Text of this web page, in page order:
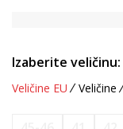
Izaberite veličinu:
Veličine EU Veličine